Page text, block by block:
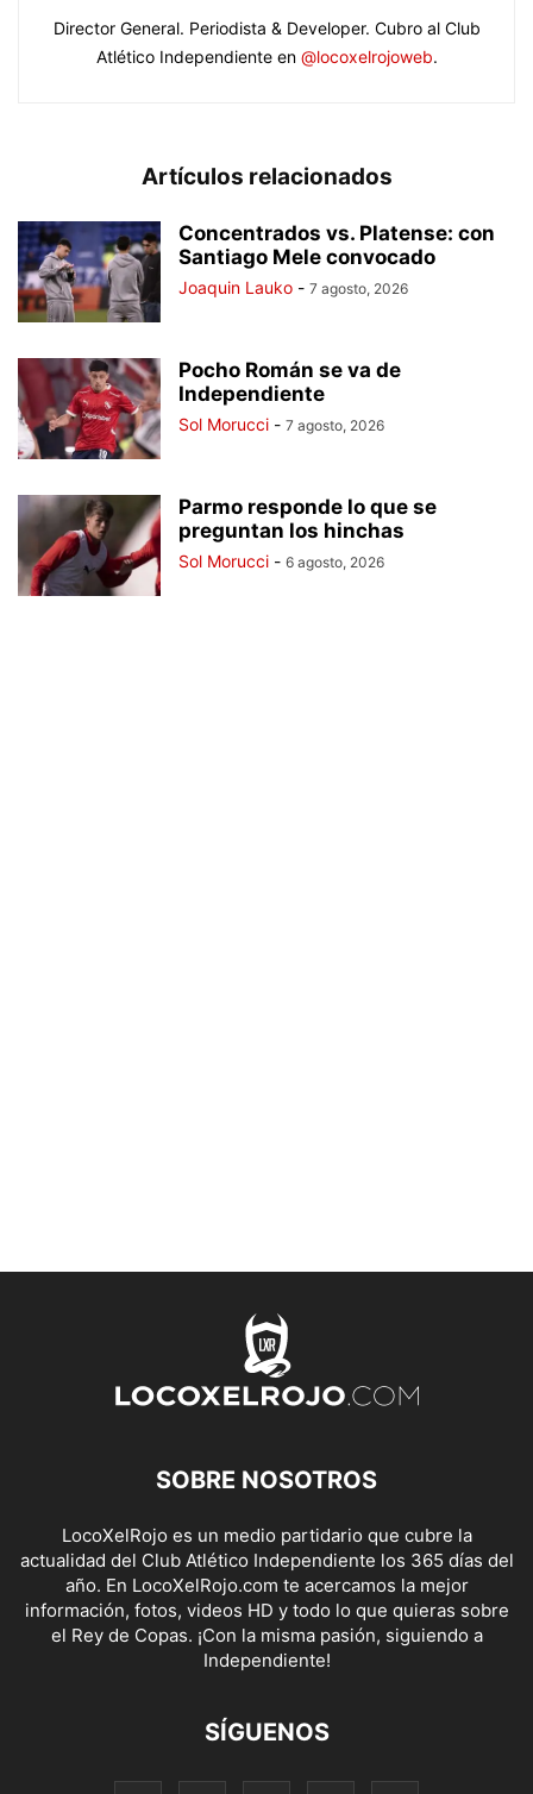
Director General. Periodista & Developer. Cubro al Club
Atlético Independiente en @locoxelrojoweb.
Artículos relacionados
Concentrados vs. Platense: con
Santiago Mele convocado
Joaquin Lauko - 7 agosto, 2026
Pocho Román se va de
Independiente
Sol Morucci - 7 agosto, 2026
Parmo responde lo que se
preguntan los hinchas
Sol Morucci - 6 agosto, 2026
SOBRE NOSOTROS
LocoXelRojo es un medio partidario que cubre la
actualidad del Club Atlético Independiente los 365 días del
año. En LocoXelRojo.com te acercamos la mejor
información, fotos, videos HD y todo lo que quieras sobre
el Rey de Copas. ¡Con la misma pasión, siguiendo a
Independiente!
SÍGUENOS